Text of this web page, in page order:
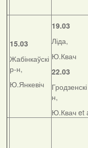
15.03
Жабінкаўскі
р-н,
Ю.Янкевіч
19.03
Ліда,
Ю.Квач
22.03
н,
Ю.Квач et